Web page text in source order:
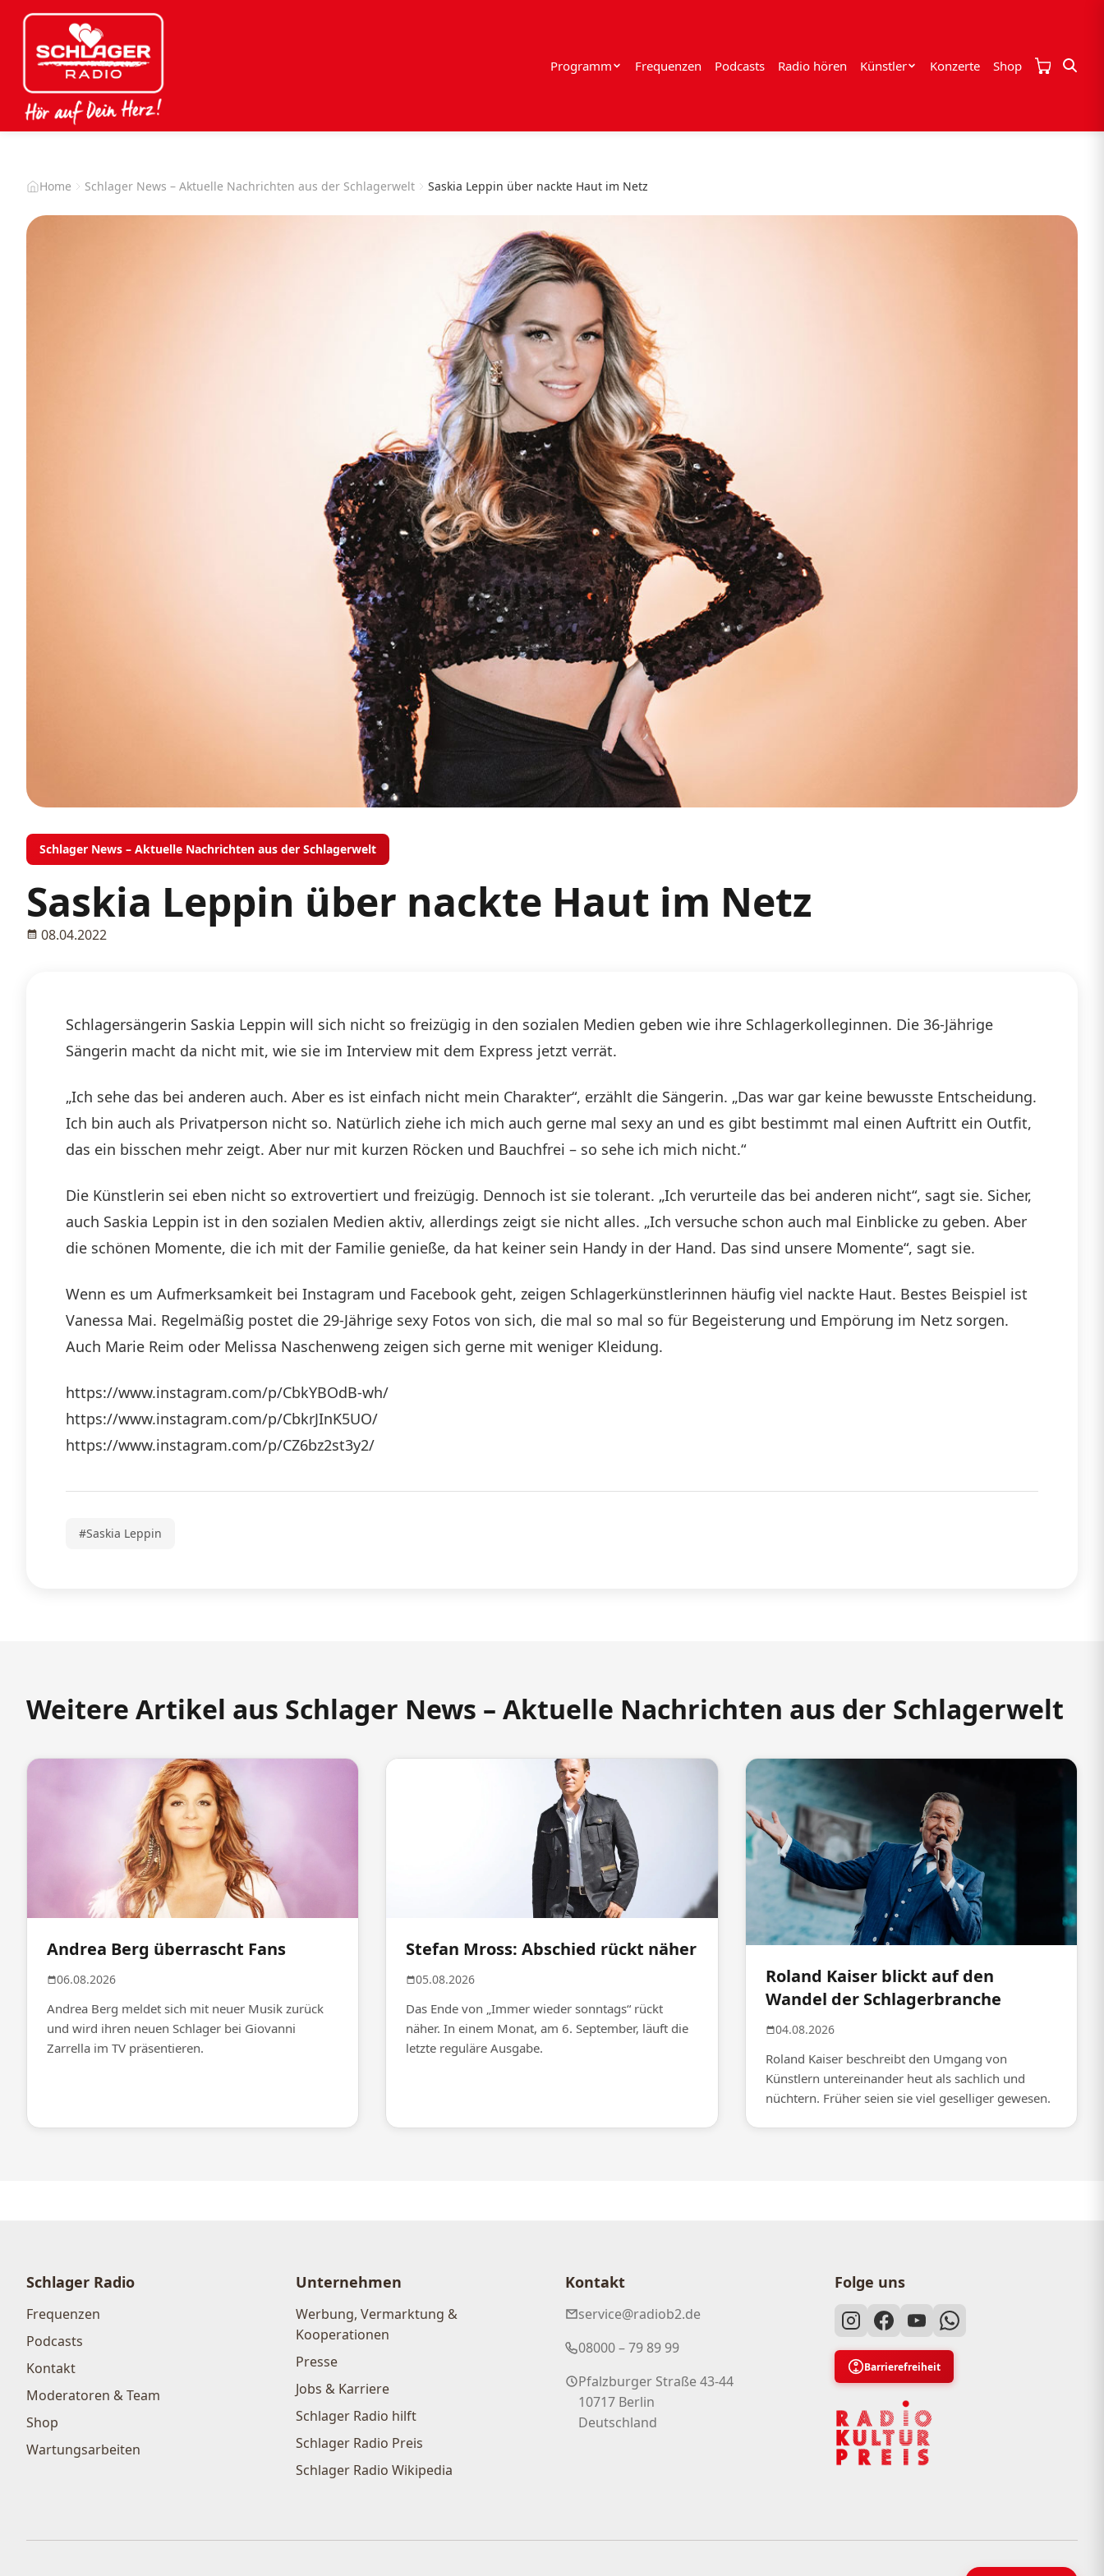
Programm Frequenzen Podcasts Radio hören Künstler Konzerte Shop
Home Schlager News – Aktuelle Nachrichten aus der Schlagerwelt Saskia Leppin über nackte Haut im Netz
Schlager News – Aktuelle Nachrichten aus der Schlagerwelt
Saskia Leppin über nackte Haut im Netz
08.04.2022
Schlagersängerin Saskia Leppin will sich nicht so freizügig in den sozialen Medien geben wie ihre Schlagerkolleginnen. Die 36-Jährige
Sängerin macht da nicht mit, wie sie im Interview mit dem Express jetzt verrät.
„Ich sehe das bei anderen auch. Aber es ist einfach nicht mein Charakter“, erzählt die Sängerin. „Das war gar keine bewusste Entscheidung.
Ich bin auch als Privatperson nicht so. Natürlich ziehe ich mich auch gerne mal sexy an und es gibt bestimmt mal einen Auftritt ein Outfit,
das ein bisschen mehr zeigt. Aber nur mit kurzen Röcken und Bauchfrei – so sehe ich mich nicht.“
Die Künstlerin sei eben nicht so extrovertiert und freizügig. Dennoch ist sie tolerant. „Ich verurteile das bei anderen nicht“, sagt sie. Sicher,
auch Saskia Leppin ist in den sozialen Medien aktiv, allerdings zeigt sie nicht alles. „Ich versuche schon auch mal Einblicke zu geben. Aber
die schönen Momente, die ich mit der Familie genieße, da hat keiner sein Handy in der Hand. Das sind unsere Momente“, sagt sie.
Wenn es um Aufmerksamkeit bei Instagram und Facebook geht, zeigen Schlagerkünstlerinnen häufig viel nackte Haut. Bestes Beispiel ist
Vanessa Mai. Regelmäßig postet die 29-Jährige sexy Fotos von sich, die mal so mal so für Begeisterung und Empörung im Netz sorgen.
Auch Marie Reim oder Melissa Naschenweng zeigen sich gerne mit weniger Kleidung.
https://www.instagram.com/p/CbkYBOdB-wh/
https://www.instagram.com/p/CbkrJInK5UO/
https://www.instagram.com/p/CZ6bz2st3y2/
#Saskia Leppin
Weitere Artikel aus Schlager News – Aktuelle Nachrichten aus der Schlagerwelt
Andrea Berg überrascht Fans
06.08.2026
Andrea Berg meldet sich mit neuer Musik zurück
und wird ihren neuen Schlager bei Giovanni
Zarrella im TV präsentieren.
Stefan Mross: Abschied rückt näher
05.08.2026
Das Ende von „Immer wieder sonntags“ rückt
näher. In einem Monat, am 6. September, läuft die
letzte reguläre Ausgabe.
Roland Kaiser blickt auf den
Wandel der Schlagerbranche
04.08.2026
Roland Kaiser beschreibt den Umgang von
Künstlern untereinander heut als sachlich und
nüchtern. Früher seien sie viel geselliger gewesen.
Schlager Radio
Frequenzen
Podcasts
Kontakt
Moderatoren & Team
Shop
Wartungsarbeiten
Unternehmen
Werbung, Vermarktung &
Kooperationen
Presse
Jobs & Karriere
Schlager Radio hilft
Schlager Radio Preis
Schlager Radio Wikipedia
Kontakt
service@radiob2.de
08000 – 79 89 99
Pfalzburger Straße 43-44
10717 Berlin
Deutschland
Folge uns
Barrierefreiheit